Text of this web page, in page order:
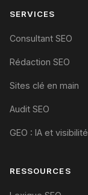
SERVICES
Consultant SEO
Rédaction SEO
Sites clé en main
Audit SEO
GEO : IA et visibilité
RESSOURCES